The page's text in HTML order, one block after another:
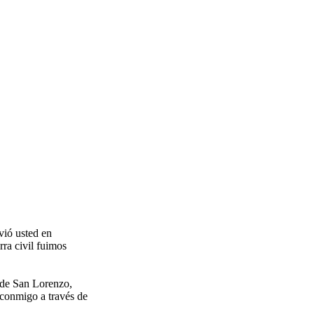
usted en
civil fuimos
San Lorenzo,
a través de